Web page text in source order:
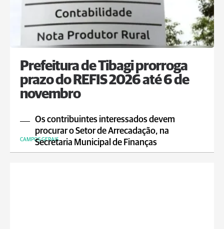
Prefeitura de Tibagi prorroga
prazo do REFIS 2026 até 6 de
novembro
Os contribuintes interessados devem
procurar o Setor de Arrecadação, na
Secretaria Municipal de Finanças
CAMPOS GERAIS